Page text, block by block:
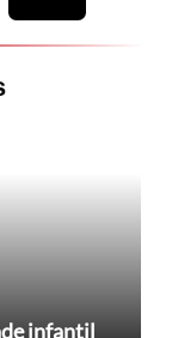
infantil